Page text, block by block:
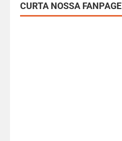
CURTA NOSSA FANPAGE